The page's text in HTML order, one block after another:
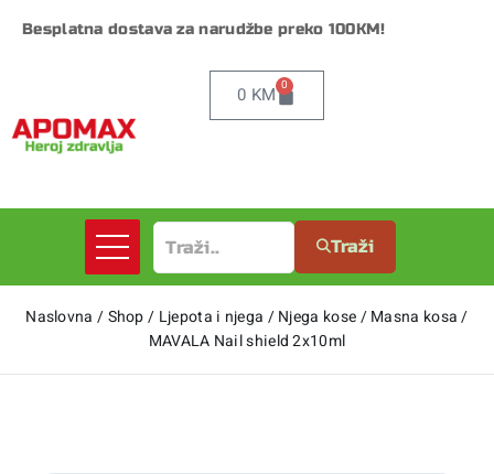
Besplatna dostava za narudžbe preko 100KM!
0 KM 0
Traži
Naslovna /Shop/ Ljepota i njega /Njega kose/Masna kosa /
MAVALA Nail shield 2x10ml